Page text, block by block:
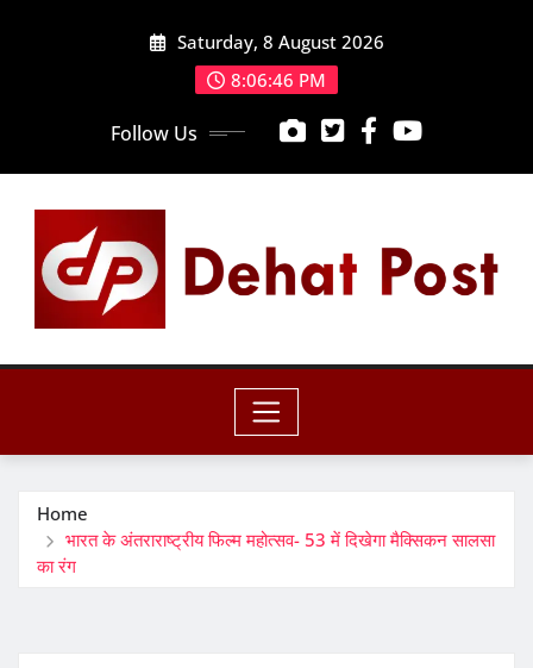
Saturday, 8 August 2026
8:06:48 PM
Follow Us
Home
भारत के अंतराराष्ट्रीय फिल्म महोत्सव- 53 में दिखेगा मैक्सिकन सालसा
का रंग